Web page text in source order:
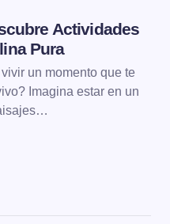
Actividades
Pura
un momento que te
Imagina estar en un